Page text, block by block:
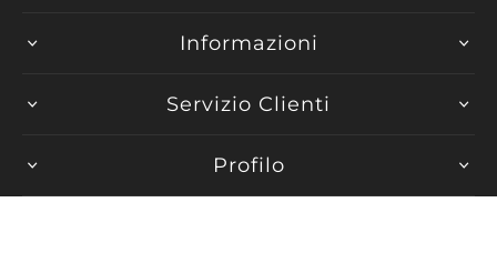
Informazioni
Servizio Clienti
Profilo